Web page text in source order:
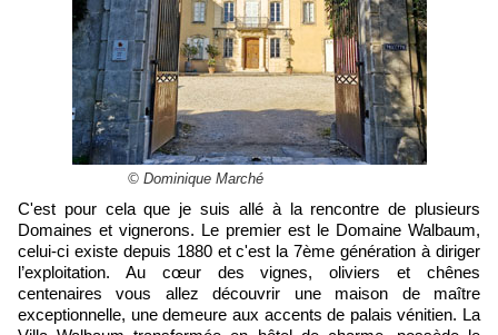
© Dominique Marché
C'est pour cela que je suis allé à la rencontre de plusieurs
Domaines et vignerons. Le premier est le Domaine Walbaum,
celui-ci existe depuis 1880 et c'est la 7ème génération à diriger
l’exploitation. Au cœur des vignes, oliviers et chênes
centenaires vous allez découvrir une maison de maître
exceptionnelle, une demeure aux accents de palais vénitien. La